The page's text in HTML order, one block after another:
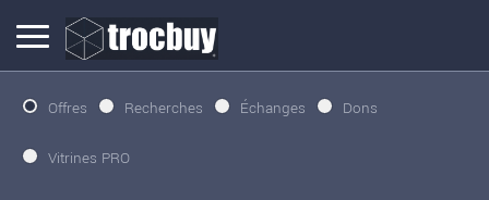
Offres Recherches Échanges Dons
Vitrines PRO